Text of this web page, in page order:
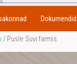
Dokumendid
/ Pusle Suvi farmis